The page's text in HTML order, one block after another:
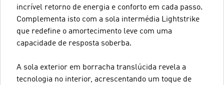
incrível retorno de energia e conforto em cada passo.
Complementa isto com a sola intermédia Lightstrike
que redefine o amortecimento leve com uma
capacidade de resposta soberba.
A sola exterior em borracha translúcida revela a
tecnologia no interior, acrescentando um toque de